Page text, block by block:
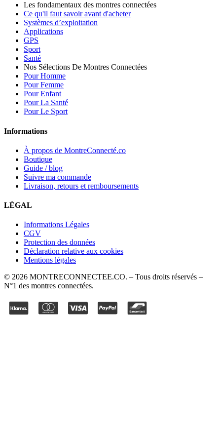
Les fondamentaux des montres connectées
Ce qu'il faut savoir avant d'acheter
Systèmes d’exploitation
Applications
GPS
Sport
Santé
Nos Sélections De Montres Connectées
Pour Homme
Pour Femme
Pour Enfant
Pour La Santé
Pour Le Sport
Informations
À propos de MontreConnecté.co
Boutique
Guide / blog
Suivre ma commande
Livraison, retours et remboursements
LÉGAL
Informations Légales
CGV
Protection des données
Déclaration relative aux cookies
Mentions légales
© 2026 MONTRECONNECTEE.CO. – Tous droits réservés –
N°1 des montres connectées.